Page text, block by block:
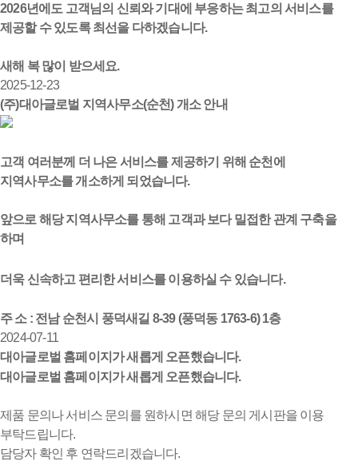
2026년에도 고객님의 신뢰와 기대에 부응하는 최고의 서비스를
제공할 수 있도록 최선을 다하겠습니다.
새해 복 많이 받으세요.
2025-12-23
(주)대아글로벌 지역사무소(순천) 개소 안내
고객 여러분께 더 나은 서비스를 제공하기 위해 순천에
지역사무소를 개소하게 되었습니다.
앞으로 해당 지역사무소를 통해 고객과 보다 밀접한 관계 구축을
하며
더욱 신속하고 편리한 서비스를 이용하실 수 있습니다.
주 소 : 전남 순천시 풍덕새길 8-39 (풍덕동 1763-6) 1층
2024-07-11
대아글로벌 홈페이지가 새롭게 오픈했습니다.
대아글로벌 홈페이지가 새롭게 오픈했습니다.
제품 문의나 서비스 문의를 원하시면 해당 문의 게시판을 이용
부탁드립니다.
담당자 확인 후 연락드리겠습니다.